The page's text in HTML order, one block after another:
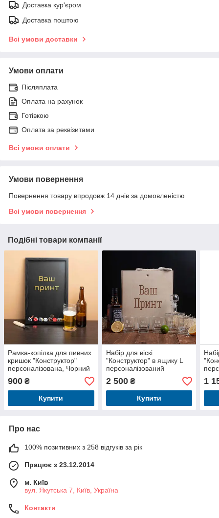
Доставка кур'єром
Доставка поштою
Всі умови доставки
Умови оплати
Післяплата
Оплата на рахунок
Готівкою
Оплата за реквізитами
Всі умови оплати
Умови повернення
Повернення товару впродовж 14 днів за домовленістю
Всі умови повернення
Подібні товари компанії
Рамка-копілка для пивних
кришок "Конструктор"
персоналізована, Чорний
900 ₴
Купити
Набір для віскі
"Конструктор" в ящику L
персоналізований
2 500₴
Купити
1
Про нас
100% позитивних з 258 відгуків за рік
Працює з 23.12.2014
м. Київ
вул. Якутська 7, Київ, Україна
Контакти